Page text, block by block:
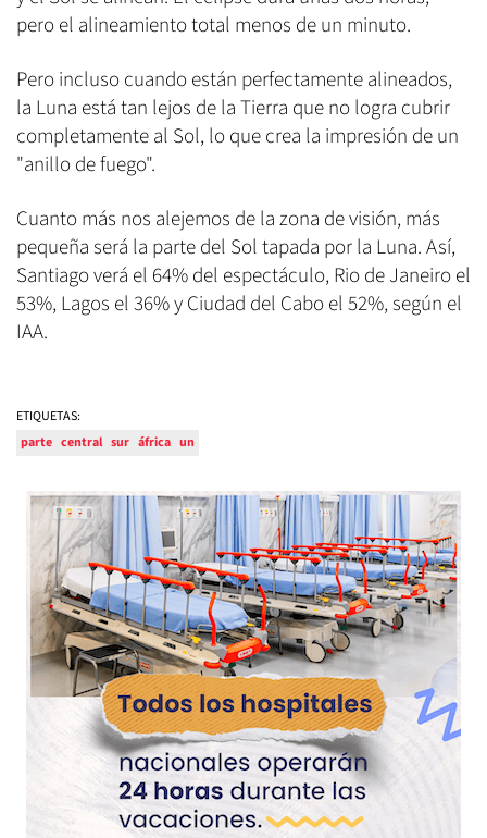
pero el alineamiento total menos de un minuto.
Pero incluso cuando están perfectamente alineados,
la Luna está tan lejos de la Tierra que no logra cubrir
completamente al Sol, lo que crea la impresión de un
"anillo de fuego".
Cuanto más nos alejemos de la zona de visión, más
pequeña será la parte del Sol tapada por la Luna. Así,
Santiago verá el 64% del espectáculo, Rio de Janeiro el
53%, Lagos el 36% y Ciudad del Cabo el 52%, según el
IAA.
ETIQUETAS:
parte central sur áfrica un